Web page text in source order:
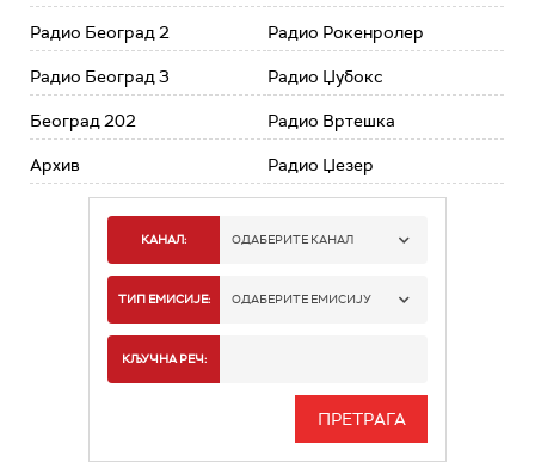
Радио Београд 2
Радио Београд 3
Београд 202
Архив
Радио Рокенролер
Радио Џубокс
Радио Вртешка
Радио Џезер
КАНАЛ: ОДАБЕРИТЕ КАНАЛ
РАДИО БЕОГРАД 1
РАДИО БЕОГРАД 3
ТИП ЕМИСИЈЕ: ОДАБЕРИТЕ ЕМИСИЈУ
ИНФО
КЉУЧНА РЕЧ: